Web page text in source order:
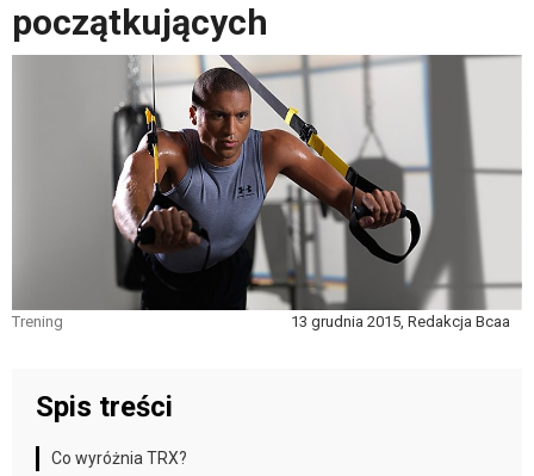
początkujących
Trening 13 grudnia 2015, Redakcja Bcaa
Spis treści
Co wyróżnia TRX?